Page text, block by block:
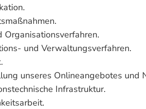
Organisationsverfahren.
und Verwaltungsverfahren.
unseres Onlineangebotes und
Infrastruktur.